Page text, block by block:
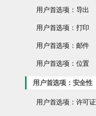
用户首选项：导出
用户首选项：打印
用户首选项：邮件
用户首选项：位置
用户首选项：安全性
用户首选项：许可证